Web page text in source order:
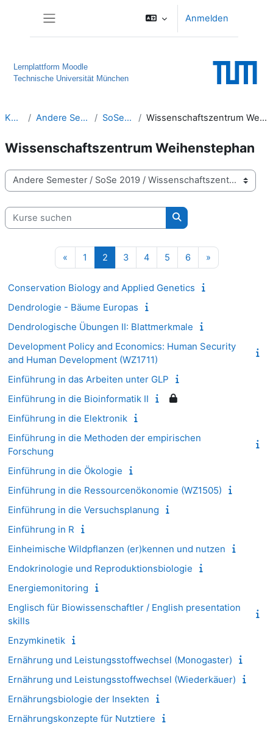
Anmelden
Lernplattform Moodle
Technische Universität München
Kurse Andere Semester SoSe 2019 Wissenschaftszentrum Weihenstephan
Wissenschaftszentrum Weihenstephan
Kursbereiche
Kurse suchen
Kurse suchen
«Vorherige Seite
1 Seite 1
2Seite 2
3Seite 3
4Seite 4
5Seite 5
6Seite 6
»Nächste Seite
Conservation Biology and Applied Genetics
Dendrologie - Bäume Europas
Dendrologische Übungen II: Blattmerkmale
Development Policy and Economics: Human Security
and Human Development (WZ1711)
Einführung in das Arbeiten unter GLP
Einführung in die Bioinformatik II
Einführung in die Elektronik
Einführung in die Methoden der empirischen
Forschung
Einführung in die Ökologie
Einführung in die Ressourcenökonomie (WZ1505)
Einführung in die Versuchsplanung
Einführung in R
Einheimische Wildpflanzen (er)kennen und nutzen
Endokrinologie und Reproduktionsbiologie
Energiemonitoring
Englisch für Biowissenschaftler / English presentation
skills
Enzymkinetik
Ernährung und Leistungsstoffwechsel (Monogaster)
Ernährung und Leistungsstoffwechsel (Wiederkäuer)
Ernährungsbiologie der Insekten
Ernährungskonzepte für Nutztiere